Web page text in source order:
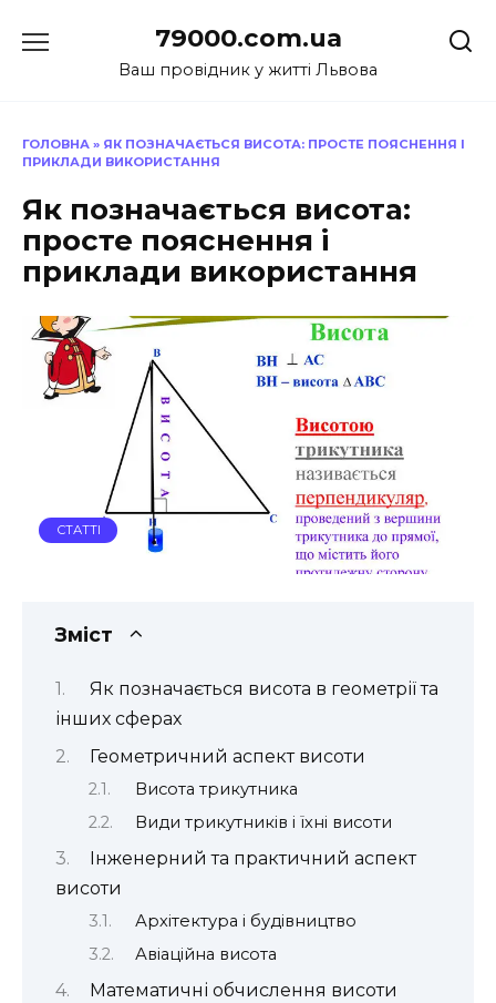
до
79000.com.ua
Ваш провідник у житті Львова
ГОЛОВНА » ЯК ПОЗНАЧАЄТЬСЯ ВИСОТА: ПРОСТЕ ПОЯСНЕННЯ І
ПРИКЛАДИ ВИКОРИСТАННЯ
Як позначається висота:
просте пояснення і
приклади використання
СТАТТІ
Зміст
Як позначається висота в геометрії та
інших сферах
Геометричний аспект висоти
Висота трикутника
Види трикутників і їхні висоти
Інженерний та практичний аспект
висоти
Архітектура і будівництво
Авіаційна висота
Математичні обчислення висоти